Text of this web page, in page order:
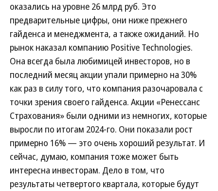
оказались на уровне 26 млрд руб. Это
предварительные цифры, они ниже прежнего
гайденса и менеджмента, а также ожиданий. Но
рынок наказал компанию Positive Technologies.
Она всегда была любимицей инвесторов, но в
последний месяц акции упали примерно на 30%
как раз в силу того, что компания разочаровала с
точки зрения своего гайденса. Акции «Ренессанс
Страхования» были одними из немногих, которые
выросли по итогам 2024-го. Они показали рост
примерно 16% — это очень хороший результат. И
сейчас, думаю, компания тоже может быть
интересна инвесторам. Дело в том, что
результаты четвертого квартала, которые будут